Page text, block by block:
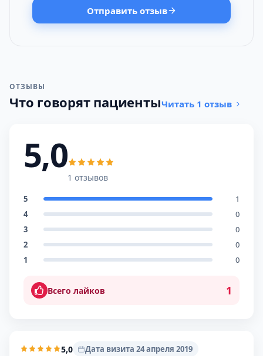
Отправить отзыв
ОТЗЫВЫ
Что говорят пациентыЧитать 1 отзыв
5,0
1 отзывов
5
1
4
0
3
0
2
0
1
0
Всего лайков 1
5,0
Дата визита 24 апреля 2019